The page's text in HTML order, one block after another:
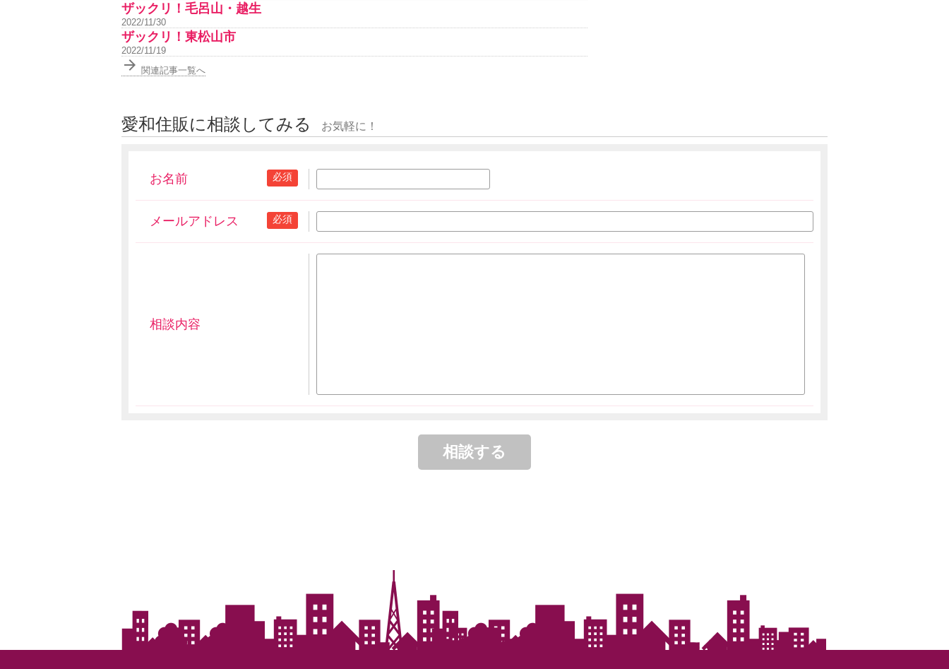
ザックリ！毛呂山・越生
2022/11/30
ザックリ！東松山市
2022/11/19
関連記事一覧へ
愛和住販に相談してみる お気軽に！
お名前 必須
メールアドレス 必須
相談内容